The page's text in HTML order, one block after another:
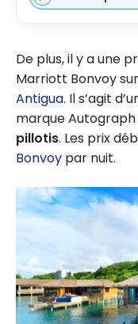
De plus, il y a une
Marriott Bonvoy sur
Antigua. Il s’agit
marque
pillotis. Les prix
Bonvoy par nuit.